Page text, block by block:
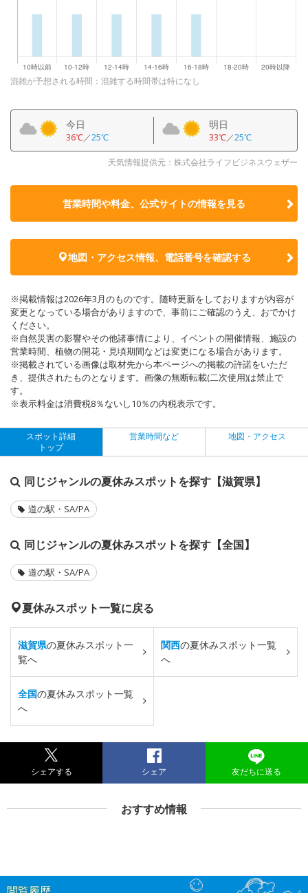
混雑が予想される時間：混雑する時間帯は特になし
今日
36℃／25℃
明日
33℃／25℃
天気情報提供元：株式会社ライフビジネスウェザー
営業時間や料金、公式サイトの情報を見る
地図・アクセス情報、電話番号を確認する
※掲載情報は2026年3月のものです。随時更新をしておりますが内容が
変更となっている場合がありますので、事前にご確認のうえ、おでかけ
ください。
※自然災害の影響やその他諸事情により、イベントの開催情報、施設の
営業時間、植物の開花・見頃期間などは変更になる場合があります。
※掲載されている画像は取材先から本ページへの掲載の許諾をいただ
き、提供されたものとなります。画像の無断転載(二次使用)は禁止で
す。
※表示料金は消費税8％ないし10％の内税表示です。
スポット詳細
トップ
営業時間など 地図・アクセス
同じジャンルの夏休みスポットを探す【滋賀県】
道の駅・SA/PA
同じジャンルの夏休みスポットを探す【全国】
道の駅・SA/PA
夏休みスポット一覧に戻る
滋賀県の夏休みスポット一
覧へ
関西の夏休みスポット一覧
へ
全国の夏休みスポット一覧
へ
シェアする シェア 友だちに送る
おすすめ情報